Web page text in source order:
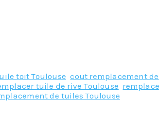
toit Toulouse ,cout remplacement
tuile de rive Toulouse
de tuiles Toulouse